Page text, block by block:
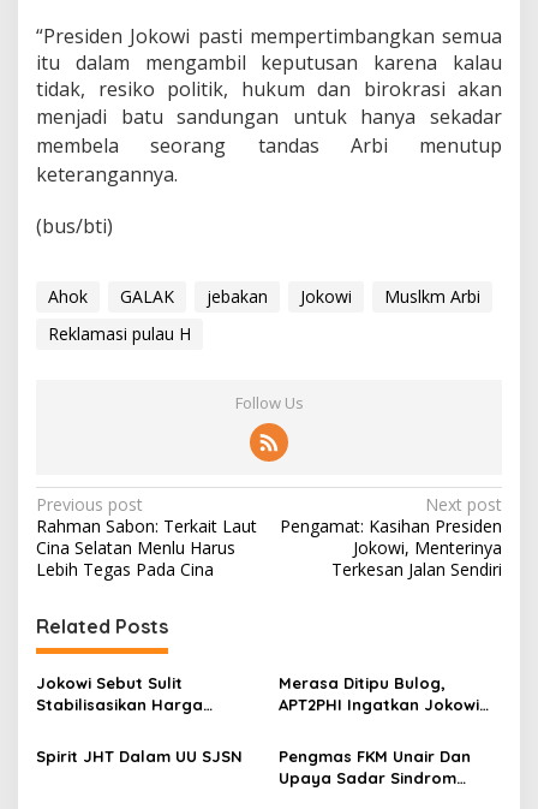
“Presiden Jokowi pasti mempertimbangkan semua
itu dalam mengambil keputusan karena kalau
tidak, resiko politik, hukum dan birokrasi akan
menjadi batu sandungan untuk hanya sekadar
membela seorang tandas Arbi menutup
keterangannya.
(bus/bti)
Ahok GALAK jebakan Jokowi
Muslkm Arbi
Reklamasi pulau H
Follow Us
P
o
s
t
n
a
v
i
Previous post
Rahman Sabon: Terkait Laut
Cina Selatan Menlu Harus
Lebih Tegas Pada Cina
Next post
Pengamat: Kasihan Presiden
Jokowi, Menterinya
Terkesan Jalan Sendiri
Related Posts
Jokowi Sebut Sulit
Stabilisasikan Harga
Asal Ada Kemauan Serius!
Merasa Ditipu Bulog,
APT2PHI Ingatkan Jokowi
Harga Beras Nasional
Spirit JHT Dalam UU SJSN
Pengmas FKM Unair Dan
Upaya Sadar Sindrom